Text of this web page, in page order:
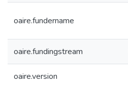
oaire.fundername
oaire.fundingstream
oaire.version